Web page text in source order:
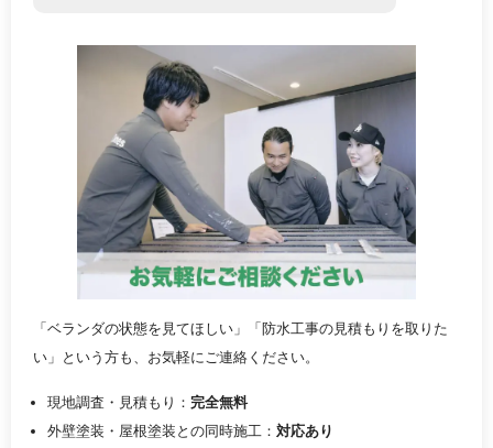
「ベランダの状態を見てほしい」「防水工事の見積もりを取りた
い」という方も、お気軽にご連絡ください。
現地調査・見積もり： 完全無料
外壁塗装・屋根塗装との同時施工： 対応あり